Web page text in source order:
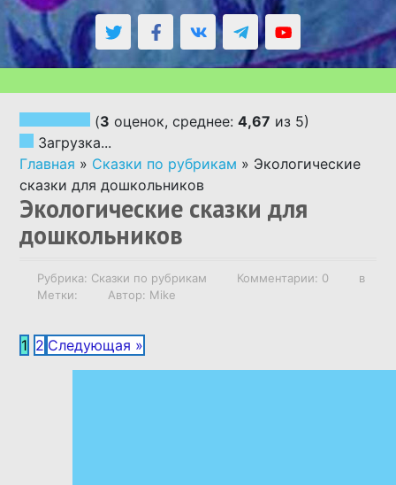
СКАЗКИ ПО ВОЗРАСТУ
СКАЗКИ ПО РУБРИКАМ
АУДИОСКАЗКИ
НАПИСАТЬ СКАЗКУ ПО ЗАКАЗУ
РАЗВИТИЕ ДЕТЕЙ
(3 оценок, среднее:4,67 из 5)
Загрузка...
Главная » Сказки по рубрикам » Экологические
сказки для дошкольников
Экологические сказки для
дошкольников
Рубрика: Сказки по рубрикам Комментарии: 0
в
Метки:
Автор: Mike
1 2 Следующая »